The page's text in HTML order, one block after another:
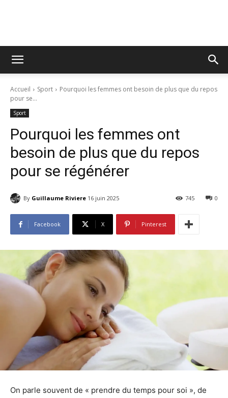
Tribune
Libre
Accueil Sport
Pourquoi les femmes ont besoin de plus que du repos
pour se...
Sport
Pourquoi les femmes ont
besoin de plus que du repos
pour se régénérer
By Guillaume Riviere 16 juin 2025 0
745
Facebook X Pinterest
On parle souvent de « prendre du temps pour soi », de